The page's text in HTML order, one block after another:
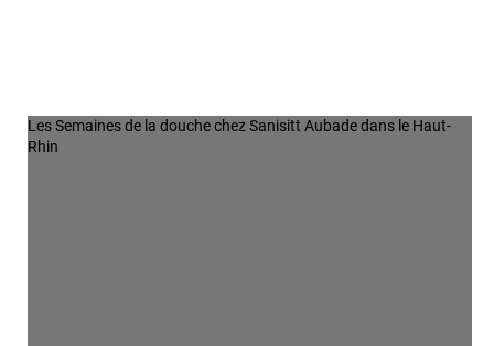
Les Semaines de la douche chez Sanisitt Aubade dans le Haut-
Rhin